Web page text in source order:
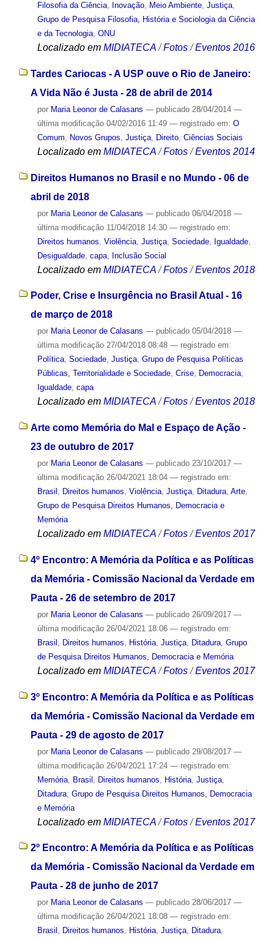
Filosofia da Ciência, Inovação, Meio Ambiente, Justiça,
Grupo de Pesquisa Filosofia, História e Sociologia da Ciência
e da Tecnologia, ONU
Localizado em MIDIATECA /Fotos /Eventos 2016
Tardes Cariocas - A USP ouve o Rio de Janeiro:
A Vida Não é Justa - 28 de abril de 2014
por Maria Leonor de Calasans — publicado28/04/2014 —
última modificação04/02/2016 11:49 — registrado em: O
Comum, Novos Grupos, Justiça, Direito, Ciências Sociais
Localizado em MIDIATECA /Fotos /Eventos 2014
Direitos Humanos no Brasil e no Mundo - 06 de
abril de 2018
por Maria Leonor de Calasans — publicado06/04/2018 —
última modificação11/04/2018 14:30 — registrado em:
Direitos humanos Violência, Justiça, Sociedade, Igualdade,
Desigualdade, capa, Inclusão Social
Localizado em MIDIATECA /Fotos /Eventos 2018
Poder, Crise e Insurgência no Brasil Atual - 16
de março de 2018
por Maria Leonor de Calasans — publicado05/04/2018 —
última modificação27/04/2018 08:48 — registrado em:
Política, Sociedade, Justiça, Grupo de Pesquisa Políticas
Públicas, Territorialidade e Sociedade, Crise, Democracia,
Igualdade, capa
Localizado em MIDIATECA /Fotos /Eventos 2018
Arte como Memória do Mal e Espaço de Ação -
23 de outubro de 2017
por Maria Leonor de Calasans — publicado23/10/2017 —
última modificação26/04/2021 18:04 — registrado em:
Brasil , Direitos humanos, Violência, Justiça, Ditadura, Arte,
Grupo de Pesquisa Direitos Humanos, Democracia e
Memória
Localizado em MIDIATECA /Fotos /Eventos 2017
4º Encontro: A Memória da Política e as Políticas
da Memória - Comissão Nacional da Verdade em
Pauta - 26 de setembro de 2017
por Maria Leonor de Calasans — publicado26/09/2017 —
última modificação26/04/2021 18:06 — registrado em:
Brasil
Direitos humanos História, Justiça, Ditadura, Grupo
de Pesquisa Direitos Humanos, Democracia e Memória
Localizado em MIDIATECA /Fotos /Eventos 2017
3º Encontro: A Memória da Política e as Políticas
da Memória - Comissão Nacional da Verdade em
Pauta - 29 de agosto de 2017
por Maria Leonor de Calasans — publicado29/08/2017 —
última modificação26/04/2021 17:24 — registrado em:
Memória, Brasil Direitos humanos História, Justiça,
Ditadura, Grupo de Pesquisa Direitos Humanos, Democracia
e Memória
Localizado em MIDIATECA /Fotos /Eventos 2017
2º Encontro: A Memória da Política e as Políticas
da Memória - Comissão Nacional da Verdade em
Pauta - 28 de junho de 2017
por Maria Leonor de Calasans — publicado28/06/2017 —
última modificação26/04/2021 18:08 — registrado em:
Brasil , Direitos humanos, História, Justiça, Ditadura,